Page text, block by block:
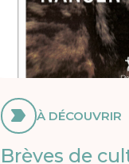
À DÉCOUVRIR
Brèves de